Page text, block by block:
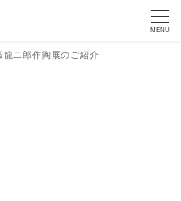
MENU
龍二郎作陶展のご紹介